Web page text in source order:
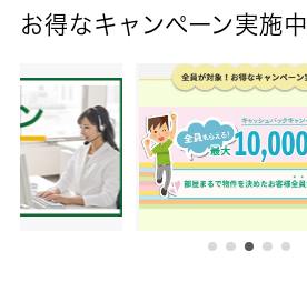
お得なキャンペーン実施中